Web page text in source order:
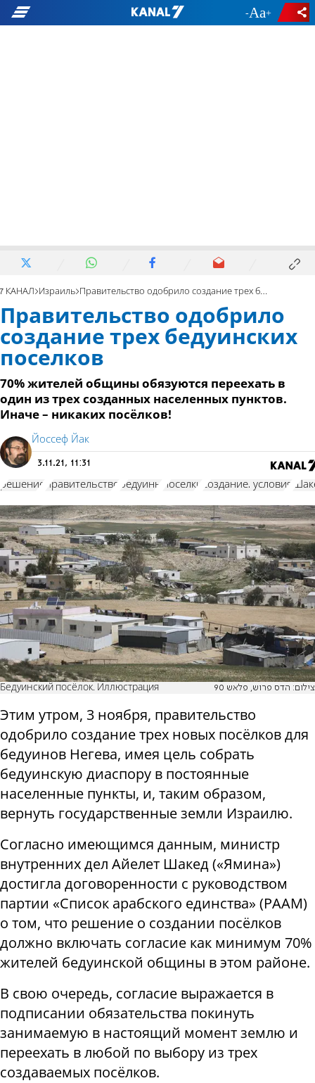
- +
7 КАНАЛ Израиль Правительство одобрило создание трех бедуинских поселков
Правительство одобрило
создание трех бедуинских
поселков
70% жителей общины обязуются переехать в
один из трех созданных населенных пунктов.
Иначе – никаких посёлков!
Йоссеф Йак
3.11.21, 11:31
решение правительство бедуины поселки создание. условия
Бедуинский посёлок. Иллюстрация צילום: הדס פרוש, פלאש 90
Этим утром, 3 ноября, правительство
одобрило создание трех новых посёлков для
бедуинов Негева, имея цель собрать
бедуинскую диаспору в постоянные
населенные пункты, и, таким образом,
вернуть государственные земли Израилю.
Согласно имеющимся данным, министр
внутренних дел Айелет Шакед («Ямина»)
достигла договоренности с руководством
партии «Список арабского единства» (РААМ)
о том, что решение о создании посёлков
должно включать согласие как минимум 70%
жителей бедуинской общины в этом районе.
В свою очередь, согласие выражается в
подписании обязательства покинуть
занимаемую в настоящий момент землю и
переехать в любой по выбору из трех
создаваемых посёлков.